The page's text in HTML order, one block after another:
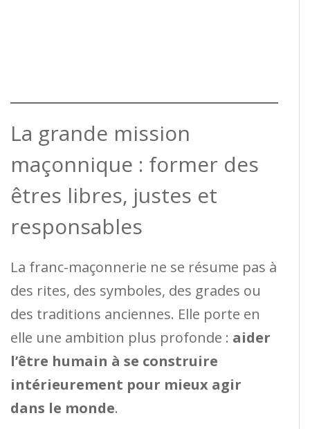
La grande mission
maçonnique : former des
êtres libres, justes et
responsables
La franc-maçonnerie ne se résume pas à
des rites, des symboles, des grades ou
des traditions anciennes. Elle porte en
elle une ambition plus profonde : aider
l’être humain à se construire
intérieurement pour mieux agir
dans le monde.